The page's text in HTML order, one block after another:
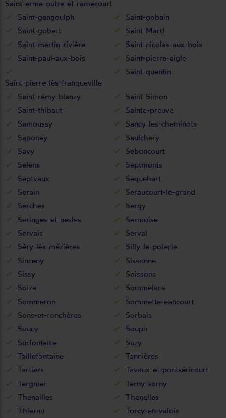
Saint-erme-outre-et-ramecourt
Saint-gengoulph
Saint-gobain
Saint-gobert
Saint-Mard
Saint-martin-rivière
Saint-nicolas-aux-bois
Saint-paul-aux-bois
Saint-pierre-aigle
Saint-pierre-lès-franqueville
Saint-quentin
Saint-rémy-blanzy
Saint-Simon
Saint-thibaut
Sainte-preuve
Samoussy
Sancy-les-cheminots
Saponay
Saulchery
Savy
Seboncourt
Selens
Septmonts
Septvaux
Sequehart
Serain
Seraucourt-le-grand
Serches
Sergy
Seringes-et-nesles
Sermoise
Servais
Serval
Séry-lès-mézières
Silly-la-poterie
Sinceny
Sissonne
Sissy
Soissons
Soize
Sommelans
Sommeron
Sommette-eaucourt
Sons-et-ronchères
Sorbais
Soucy
Soupir
Surfontaine
Suzy
Taillefontaine
Tannières
Tartiers
Tavaux-et-pontséricourt
Tergnier
Terny-sorny
Thenailles
Thenelles
Thiernu
Torcy-en-valois